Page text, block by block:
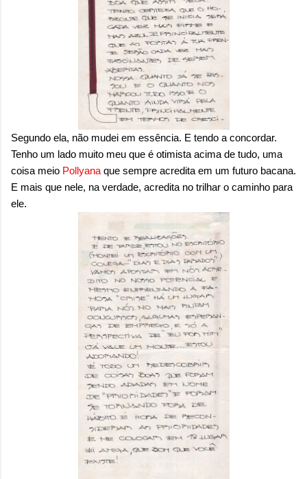
Segundo ela, não mudei em essência. E tendo a concordar.
Tenho um lado muito meu que é otimista acima de tudo, uma
coisa meio Pollyana que sempre acredita em um futuro bacana.
E mais que nele, na verdade, acredita no trilhar o caminho para
ele.